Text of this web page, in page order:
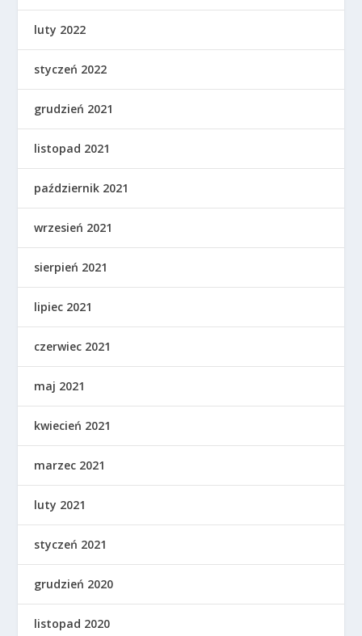
luty 2022
styczeń 2022
grudzień 2021
listopad 2021
październik 2021
wrzesień 2021
sierpień 2021
lipiec 2021
czerwiec 2021
maj 2021
kwiecień 2021
marzec 2021
luty 2021
styczeń 2021
grudzień 2020
listopad 2020